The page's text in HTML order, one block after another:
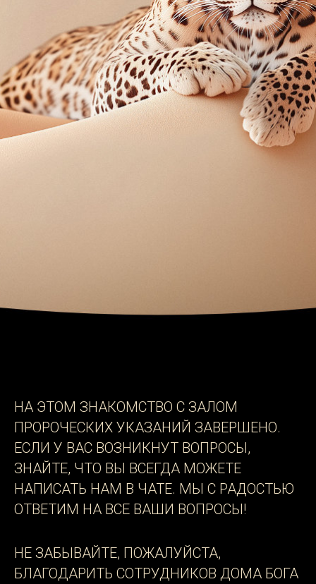
НА ЭТОМ ЗНАКОМСТВО С ЗАЛОМ
ПРОРОЧЕСКИХ УКАЗАНИЙ ЗАВЕРШЕНО.
ЕСЛИ У ВАС ВОЗНИКНУТ ВОПРОСЫ,
ЗНАЙТЕ, ЧТО ВЫ ВСЕГДА МОЖЕТЕ
НАПИСАТЬ НАМ В ЧАТЕ. МЫ С РАДОСТЬЮ
ОТВЕТИМ НА ВСЕ ВАШИ ВОПРОСЫ!
НЕ ЗАБЫВАЙТЕ, ПОЖАЛУЙСТА,
БЛАГОДАРИТЬ СОТРУДНИКОВ ДОМА БОГА